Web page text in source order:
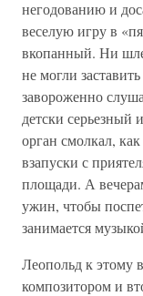
негодованию и
веселую игру в
вкопанный. Ни
не могли
завороженно
детски серьезный
орган смолкал,
взапуски с
площади. А
ужин, чтобы
занимается
Леопольд к этому
композитором и